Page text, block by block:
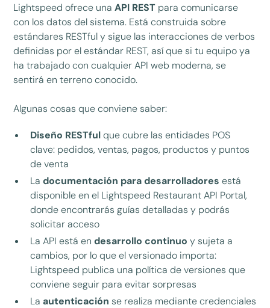
Lightspeed ofrece unaAPI REST para comunicarse
con los datos del sistema. Está construida sobre
estándares RESTful y sigue las interacciones de verbos
definidas por el estándar REST, así que si tu equipo ya
ha trabajado con cualquier API web moderna, se
sentirá en terreno conocido.
Algunas cosas que conviene saber:
Diseño RESTfulque cubre las entidades POS
clave: pedidos, ventas, pagos, productos y puntos
de venta
Ladocumentación para desarrolladores está
disponible en el Lightspeed Restaurant API Portal,
donde encontrarás guías detalladas y podrás
solicitar acceso
La API está endesarrollo continuo y sujeta a
cambios, por lo que el versionado importa:
Lightspeed publica una política de versiones que
conviene seguir para evitar sorpresas
Laautenticación se realiza mediante credenciales